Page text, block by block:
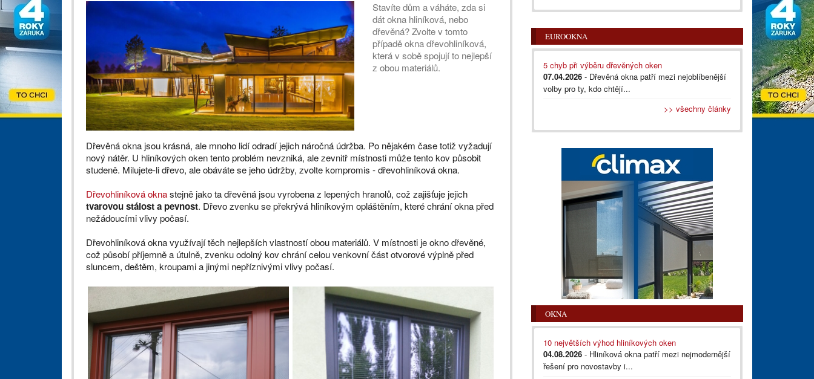
Stavíte dům a váháte, zda si
dát okna hliníková, nebo
dřevěná? Zvolte v tomto
případě okna dřevohliníková,
která v sobě spojují to nejlepší
z obou materiálů.
Dřevěná okna jsou krásná, ale mnoho lidí odradí jejich náročná údržba. Po nějakém čase totiž vyžadují
nový nátěr. U hliníkových oken tento problém nevzniká, ale zevnitř místnosti může tento kov působit
studeně. Milujete-li dřevo, ale obáváte se jeho údržby, zvolte kompromis - dřevohliníková okna.
Dřevohliníková oknastejně jako ta dřevěná jsou vyrobena z lepených hranolů, což zajišťuje jejich
tvarovou stálost a pevnost. Dřevo zvenku se překrývá hliníkovým opláštěním, které chrání okna před
nežádoucími vlivy počasí.
Dřevohliníková okna využívají těch nejlepších vlastností obou materiálů. V místnosti je okno dřevěné,
což působí příjemně a útulně, zvenku odolný kov chrání celou venkovní část otvorové výplně před
sluncem, deštěm, kroupami a jinými nepříznivými vlivy počasí.
EUROOKNA
5 chyb při výběru dřevěných oken
07.04.2026 - Dřevěná okna patří mezi nejoblíbenější
volby pro ty, kdo chtějí...
>> všechny články
OKNA
10 největších výhod hliníkových oken
04.08.2026 - Hliníková okna patří mezi nejmodernější
řešení pro novostavby i...